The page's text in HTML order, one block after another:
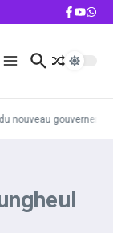
nouveau